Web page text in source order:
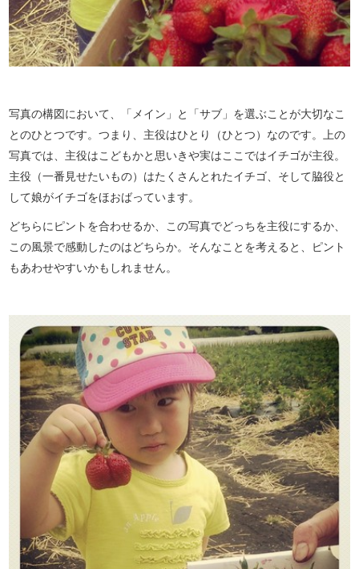
写真の構図において、「メイン」と「サブ」を選ぶことが大切なこ
とのひとつです。つまり、主役はひとり（ひとつ）なのです。上の
写真では、主役はこどもかと思いきや実はここではイチゴが主役。
主役（一番見せたいもの）はたくさんとれたイチゴ、そして脇役と
して娘がイチゴをほおばっています。
どちらにピントを合わせるか、この写真でどっちを主役にするか、
この風景で感動したのはどちらか。そんなことを考えると、ピント
もあわせやすいかもしれません。